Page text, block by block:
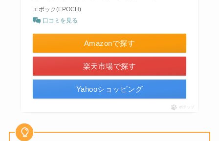
エポック(EPOCH)
口コミを見る
Amazonで探す
楽天市場で探す
Yahooショッピング
ポチップ